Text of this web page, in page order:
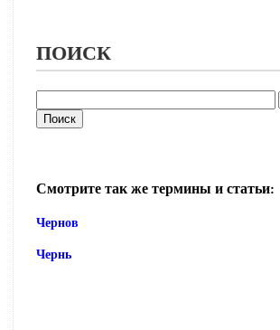
ПОИСК
Смотрите так же термины и статьи:
Чернов
Чернь